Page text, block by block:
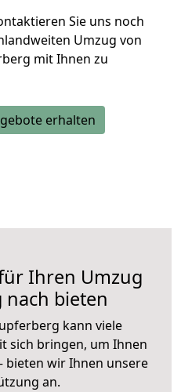
Sie uns noch
Umzug von
mit Ihnen zu
erhalten
Ihren Umzug
bieten
kann viele
sich bringen, um Ihnen
bieten wir Ihnen unsere
an.